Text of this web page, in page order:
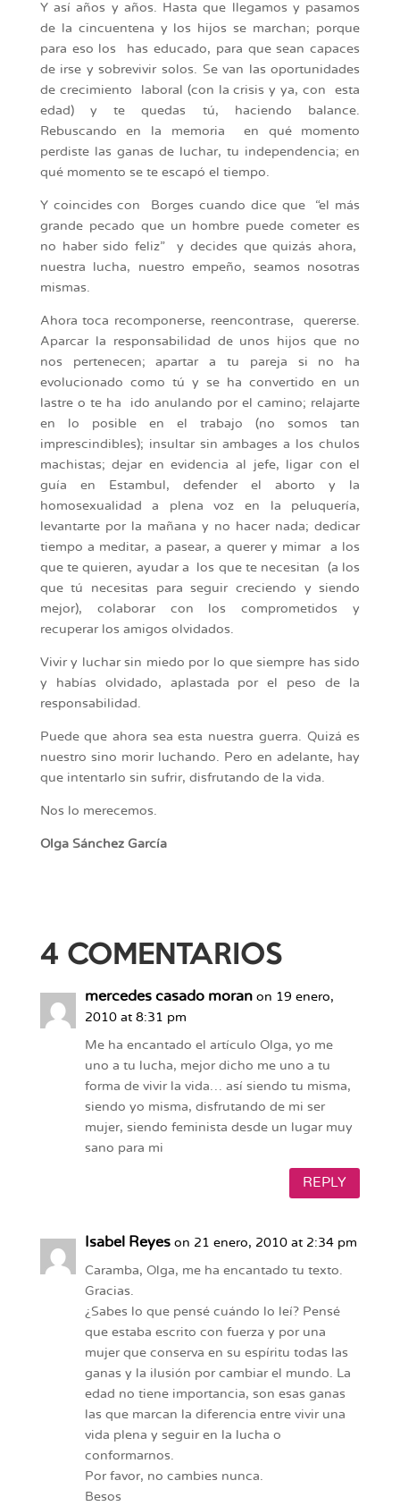
Y así años y años. Hasta que llegamos y pasamos
de la cincuentena y los hijos se marchan; porque
para eso los has educado, para que sean capaces
de irse y sobrevivir solos. Se van las oportunidades
de crecimiento laboral (con la crisis y ya, con esta
edad) y te quedas tú, haciendo balance.
Rebuscando en la memoria en qué momento
perdiste las ganas de luchar, tu independencia; en
qué momento se te escapó el tiempo.
Y coincides con Borges cuando dice que “el más
grande pecado que un hombre puede cometer es
no haber sido feliz” y decides que quizás ahora,
nuestra lucha, nuestro empeño, seamos nosotras
mismas.
Ahora toca recomponerse, reencontrase, quererse.
Aparcar la responsabilidad de unos hijos que no
nos pertenecen; apartar a tu pareja si no ha
evolucionado como tú y se ha convertido en un
lastre o te ha ido anulando por el camino; relajarte
en lo posible en el trabajo (no somos tan
imprescindibles); insultar sin ambages a los chulos
machistas; dejar en evidencia al jefe, ligar con el
guía en Estambul, defender el aborto y la
homosexualidad a plena voz en la peluquería,
levantarte por la mañana y no hacer nada; dedicar
tiempo a meditar, a pasear, a querer y mimar a los
que te quieren, ayudar a los que te necesitan (a los
que tú necesitas para seguir creciendo y siendo
mejor), colaborar con los comprometidos y
recuperar los amigos olvidados.
Vivir y luchar sin miedo por lo que siempre has sido
y habías olvidado, aplastada por el peso de la
responsabilidad.
Puede que ahora sea esta nuestra guerra. Quizá es
nuestro sino morir luchando. Pero en adelante, hay
que intentarlo sin sufrir, disfrutando de la vida.
Nos lo merecemos.
Olga Sánchez García
4 COMENTARIOS
mercedes casado moran on 19 enero,
2010 at 8:31 pm
Me ha encantado el artículo Olga, yo me
uno a tu lucha, mejor dicho me uno a tu
forma de vivir la vida… así siendo tu misma,
siendo yo misma, disfrutando de mi ser
mujer, siendo feminista desde un lugar muy
sano para mi
REPLY
Isabel Reyes on 21 enero, 2010 at 2:34 pm
Caramba, Olga, me ha encantado tu texto.
Gracias.
¿Sabes lo que pensé cuándo lo leí? Pensé
que estaba escrito con fuerza y por una
mujer que conserva en su espíritu todas las
ganas y la ilusión por cambiar el mundo. La
edad no tiene importancia, son esas ganas
las que marcan la diferencia entre vivir una
vida plena y seguir en la lucha o
conformarnos.
Por favor, no cambies nunca.
Besos